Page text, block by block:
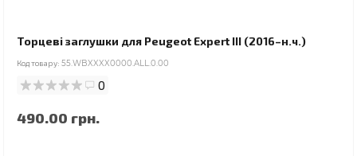
Торцеві заглушки для Peugeot Expert III (2016–н.ч.)
Код товару: 55.WBXXXX0000.ALL.0.00
0
490.00 грн.